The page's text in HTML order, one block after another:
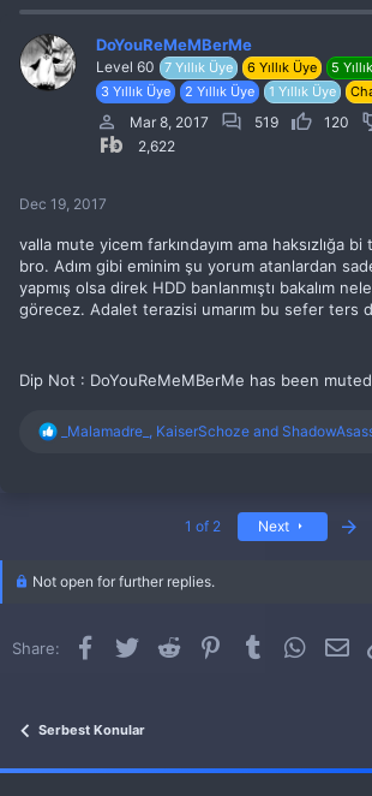
i
o
n
DoYouReMeMBerMe
Level 60 7 Yıllık Üye 6 Yıllık Üye 5
3 Yıllık Üye
2 Yıllık Üye 1 Yıllık Üye
Mar 8, 2017 519 120
2,622
Dec 19, 2017
valla mute yicem farkındayım ama haksızlığa
bro. Adım gibi eminim şu yorum atanlardan
yapmış olsa direk HDD banlanmıştı bakalım
görecez. Adalet terazisi umarım bu sefer ters
Dip Not : DoYouReMeMBerMe has been muted
R
s
_Malamadre_ KaiserSchoze and
1 of 2 Next
Not open for further replies.
Share: Facebook
TwitterReddit PinterestTumblr
Serbest Konular